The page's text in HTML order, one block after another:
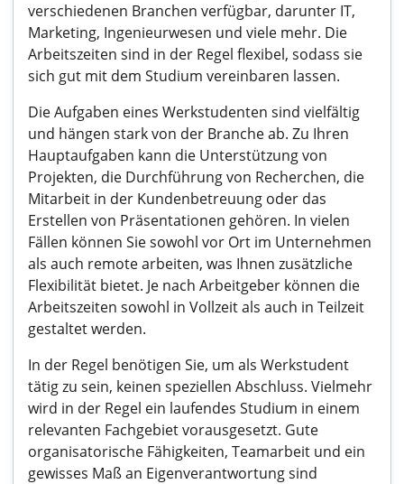
verschiedenen Branchen verfügbar, darunter IT,
Marketing, Ingenieurwesen und viele mehr. Die
Arbeitszeiten sind in der Regel flexibel, sodass sie
sich gut mit dem Studium vereinbaren lassen.
Die Aufgaben eines Werkstudenten sind vielfältig
und hängen stark von der Branche ab. Zu Ihren
Hauptaufgaben kann die Unterstützung von
Projekten, die Durchführung von Recherchen, die
Mitarbeit in der Kundenbetreuung oder das
Erstellen von Präsentationen gehören. In vielen
Fällen können Sie sowohl vor Ort im Unternehmen
als auch remote arbeiten, was Ihnen zusätzliche
Flexibilität bietet. Je nach Arbeitgeber können die
Arbeitszeiten sowohl in Vollzeit als auch in Teilzeit
gestaltet werden.
In der Regel benötigen Sie, um als Werkstudent
tätig zu sein, keinen speziellen Abschluss. Vielmehr
wird in der Regel ein laufendes Studium in einem
relevanten Fachgebiet vorausgesetzt. Gute
organisatorische Fähigkeiten, Teamarbeit und ein
gewisses Maß an Eigenverantwortung sind